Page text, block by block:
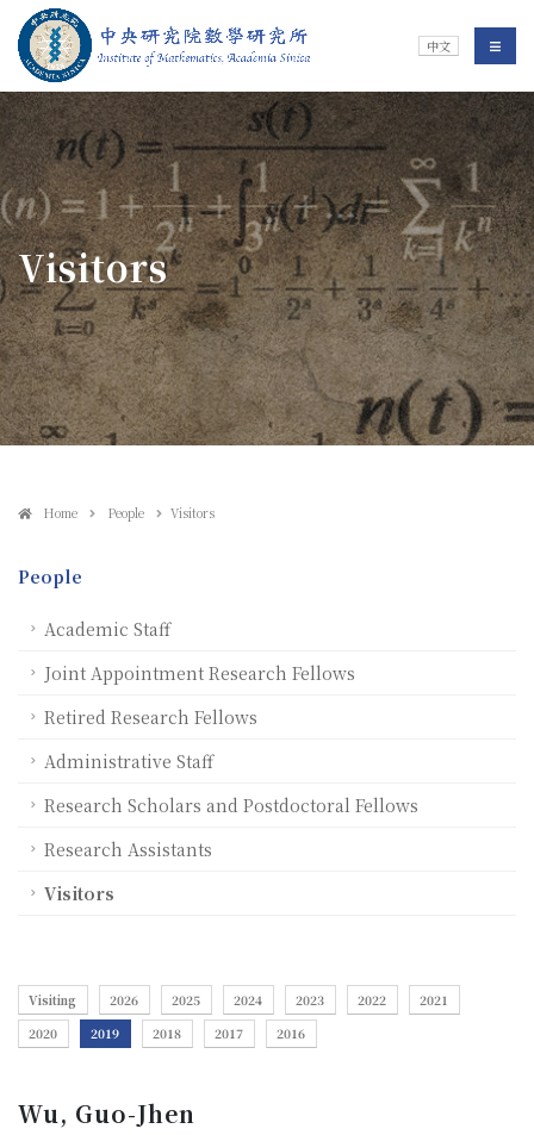
Jump To中央區塊/Main Content
Institute of 中文 選單/
:::
Visitors
Home People Visitors
People
Academic Staff
Joint Appointment Research Fellows
Retired Research Fellows
Administrative Staff
Research Scholars and Postdoctoral Fellows
Research Assistants
Visitors
Visiting 2026 2025 2024 2023 2022
2021
2020
2019 2018 2017 2016
Wu, Guo-Jhen